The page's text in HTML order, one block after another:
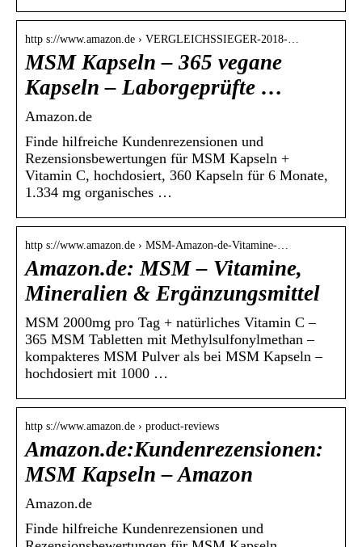
http s://www.amazon.de › VERGLEICHSSIEGER-2018-…
MSM Kapseln – 365 vegane
Kapseln – Laborgeprüfte …
Amazon.de
Finde hilfreiche Kundenrezensionen und
Rezensionsbewertungen für MSM Kapseln +
Vitamin C, hochdosiert, 360 Kapseln für 6 Monate,
1.334 mg organisches …
http s://www.amazon.de › MSM-Amazon-de-Vitamine-…
Amazon.de: MSM – Vitamine,
Mineralien & Ergänzungsmittel
MSM 2000mg pro Tag + natürliches Vitamin C –
365 MSM Tabletten mit Methylsulfonylmethan –
kompakteres MSM Pulver als bei MSM Kapseln –
hochdosiert mit 1000 …
http s://www.amazon.de › product-reviews
Amazon.de:Kundenrezensionen:
MSM Kapseln – Amazon
Amazon.de
Finde hilfreiche Kundenrezensionen und